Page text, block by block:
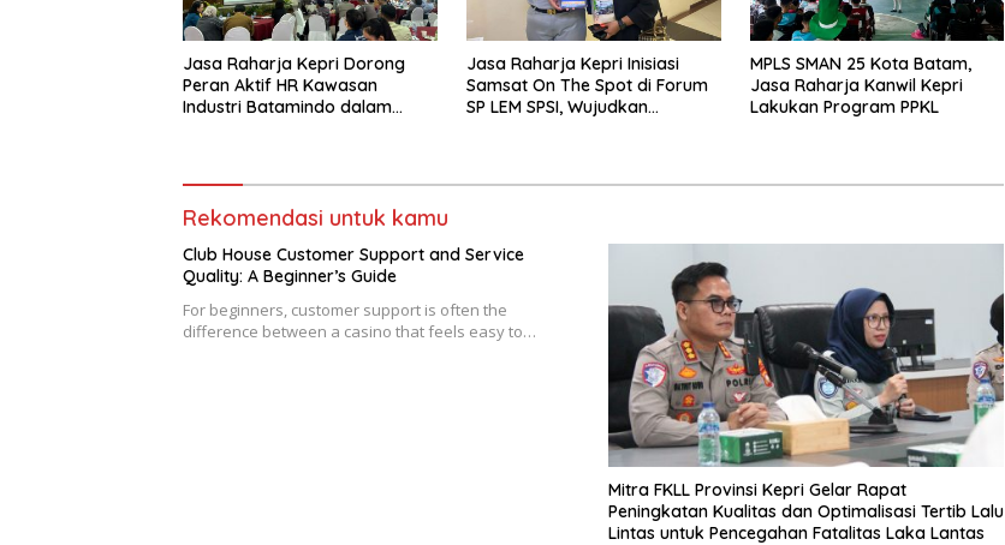
Jasa Raharja Kepri Dorong
Peran Aktif HR Kawasan
Industri Batamindo dalam
Jasa Raharja Kepri Inisiasi
Samsat On The Spot di Forum
SP LEM SPSI, Wujudkan
MPLS SMAN 25 Kota Batam,
Jasa Raharja Kanwil Kepri
Lakukan Program PPKL
Rekomendasi untuk kamu
Club House Customer Support and Service
Quality: A Beginner’s Guide
For beginners, customer support is often the
difference between a casino that feels easy to…
Mitra FKLL Provinsi Kepri Gelar Rapat
Peningkatan Kualitas dan Optimalisasi Tertib Lalu
Lintas untuk Pencegahan Fatalitas Laka Lantas